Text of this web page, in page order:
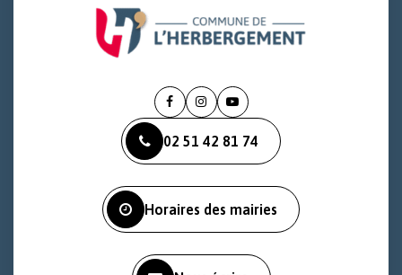
Lien
le
compte
Lien
le
compte
Lien
la
chaîne
02 51 42 81 74
Horaires des mairies